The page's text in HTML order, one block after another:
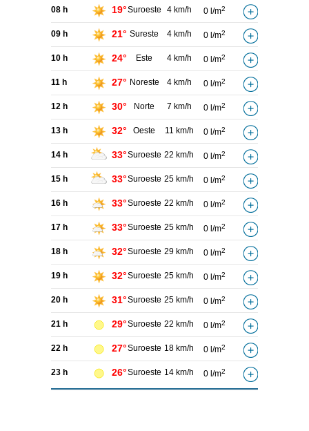
08 h 19°Suroeste 4 km/h 0 l/m2
09 h 21° Sureste 4 km/h 0 l/m2
10 h 24° Este 4 km/h 0 l/m2
11 h 27° Noreste 4 km/h 0 l/m2
12 h 30° Norte 7 km/h 0 l/m2
13 h 32° Oeste 11 km/h 0 l/m2
14 h 33°Suroeste 22 km/h 0 l/m2
15 h 33°Suroeste 25 km/h 0 l/m2
16 h 33°Suroeste 22 km/h 0 l/m2
17 h 33°Suroeste 25 km/h 0 l/m2
18 h 32°Suroeste 29 km/h 0 l/m2
19 h 32°Suroeste 25 km/h 0 l/m2
20 h 31°Suroeste 25 km/h 0 l/m2
21 h 29°Suroeste 22 km/h 0 l/m2
22 h 27°Suroeste 18 km/h 0 l/m2
23 h 26°Suroeste 14 km/h 0 l/m2